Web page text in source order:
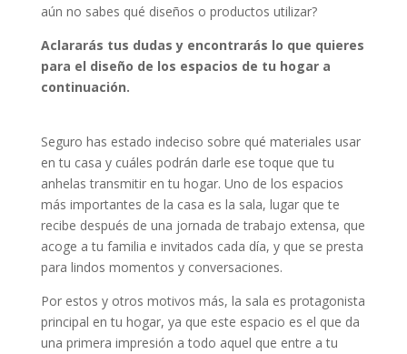
aún no sabes qué diseños o productos utilizar?
Aclararás tus dudas y encontrarás lo que quieres
para el diseño de los espacios de tu hogar a
continuación.
Seguro has estado indeciso sobre qué materiales usar
en tu casa y cuáles podrán darle ese toque que tu
anhelas transmitir en tu hogar. Uno de los espacios
más importantes de la casa es la sala, lugar que te
recibe después de una jornada de trabajo extensa, que
acoge a tu familia e invitados cada día, y que se presta
para lindos momentos y conversaciones.
Por estos y otros motivos más, la sala es protagonista
principal en tu hogar, ya que este espacio es el que da
una primera impresión a todo aquel que entre a tu